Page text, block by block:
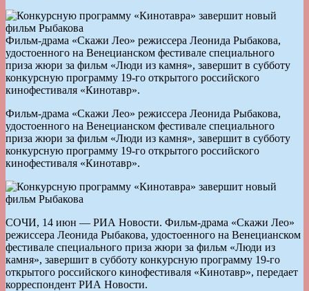
Фильм-драма «Скажи Лео» режиссера Леонида Рыбакова,
удостоенного на Венецианском фестивале специального
приза жюри за фильм «Люди из камня», завершит в субботу
конкурсную программу 19-го открытого российского
кинофестиваля «Кинотавр».
Фильм-драма «Скажи Лео» режиссера Леонида Рыбакова,
удостоенного на Венецианском фестивале специального
приза жюри за фильм «Люди из камня», завершит в субботу
конкурсную программу 19-го открытого российского
кинофестиваля «Кинотавр».
СОЧИ, 14 июн — РИА Новости. Фильм-драма «Скажи Лео»
режиссера Леонида Рыбакова, удостоенного на Венецианском
фестивале специального приза жюри за фильм «Люди из
камня», завершит в субботу конкурсную программу 19-го
открытого российского кинофестиваля «Кинотавр», передает
корреспондент РИА Новости.